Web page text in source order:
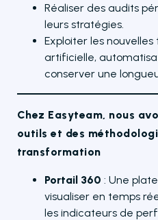
Réaliser des audits
leurs stratégies.
Exploiter les
artificielle,
conserver une
Chez Easyteam, nous
outils et des
transformation
Portail 360 : Une
visualiser en temps
les indicateurs de